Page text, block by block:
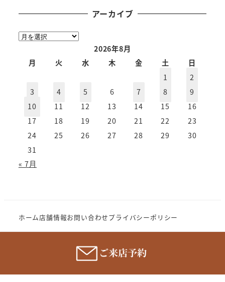
アーカイブ
ア
2026年8月
月
火 水 木 金 土
日
1
2
3
4 5 6 7 8
9
10
11 12 13 14 15
16
17
18 19 20 21 22
23
24
25 26 27 28 29
30
31
« 7月
ホーム店舗情報お問い合わせプライバシーポリシー
Copyright (c) 2023 MeganenoImahori.All rights